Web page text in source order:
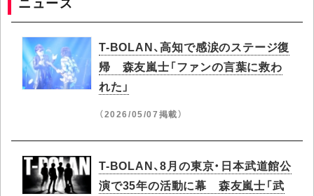
T-BOLAN、高知で感涙のステージ復
帰 森友嵐士「ファンの言葉に救わ
れた」
（2026/05/07掲載）
T-BOLAN、8月の東京・日本武道館公
演で35年の活動に幕 森友嵐士「武